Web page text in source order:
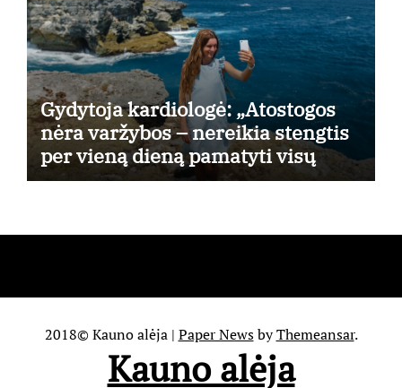
Gydytoja kardiologė: „Atostogos
nėra varžybos – nereikia stengtis
per vieną dieną pamatyti visų
lankytinų vietų“
2018© Kauno alėja | Paper NewsbyThemeansar.
Kauno alėja